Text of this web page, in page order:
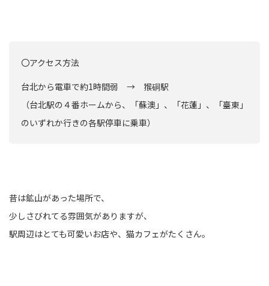
〇アクセス方法
台北から電車で約1時間弱 → 猴硐駅
（台北駅の４番ホームから、「蘇澳」、「花蓮」、「臺東」
のいずれか行きの各駅停車に乗車）
昔は鉱山があった場所で、
少しさびれてる雰囲気がありますが、
駅周辺はとても可愛いお店や、猫カフェがたくさん。